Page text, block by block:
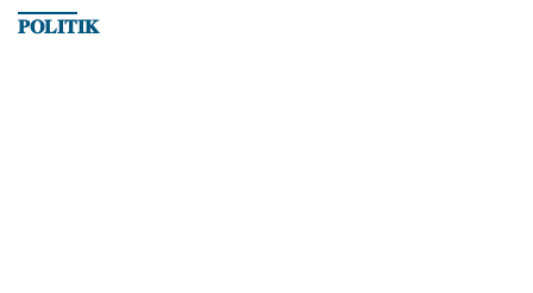
𝐏𝐎𝐋𝐈𝐓𝐈𝐊